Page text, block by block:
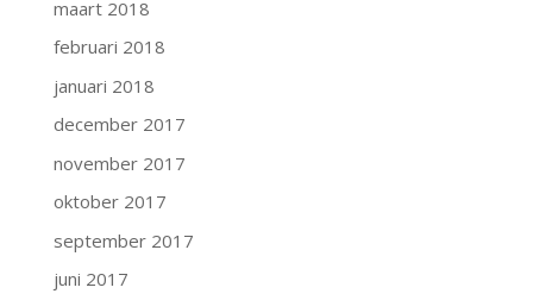
maart 2018
februari 2018
januari 2018
december 2017
november 2017
oktober 2017
september 2017
juni 2017